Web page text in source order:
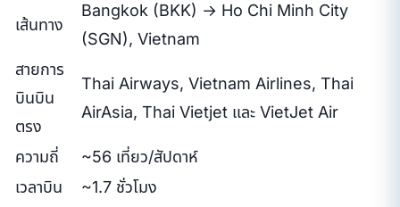
เส้นทาง
Bangkok (BKK) → Ho Chi Minh City
(SGN), Vietnam
สายการ
บินบิน
ตรง
Thai Airways, Vietnam Airlines, Thai
AirAsia, Thai Vietjet และ VietJet Air
ความถี่
~56 เที่ยว/สัปดาห์
เวลาบิน
~1.7 ชั่วโมง